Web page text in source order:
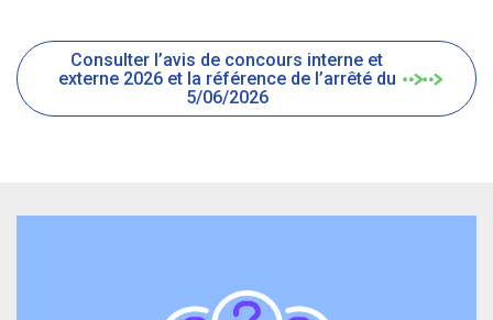
Consulter l’avis de concours interne et
externe 2026 et la référence de l’arrêté du
5/06/2026